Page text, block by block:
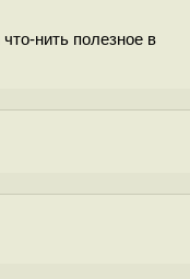
нить полезное в